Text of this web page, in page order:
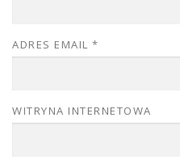
ADRES EMAIL *
WITRYNA INTERNETOWA